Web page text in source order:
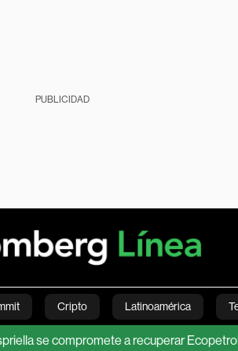
PUBLICIDAD
Cripto Latinoamérica
Estilo de vida Mundo Videos
se compromete a recuperar Ecopetrol y a